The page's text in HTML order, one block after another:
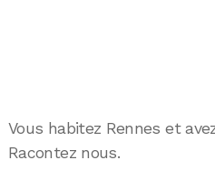
Vous habitez Rennes et
Racontez nous.